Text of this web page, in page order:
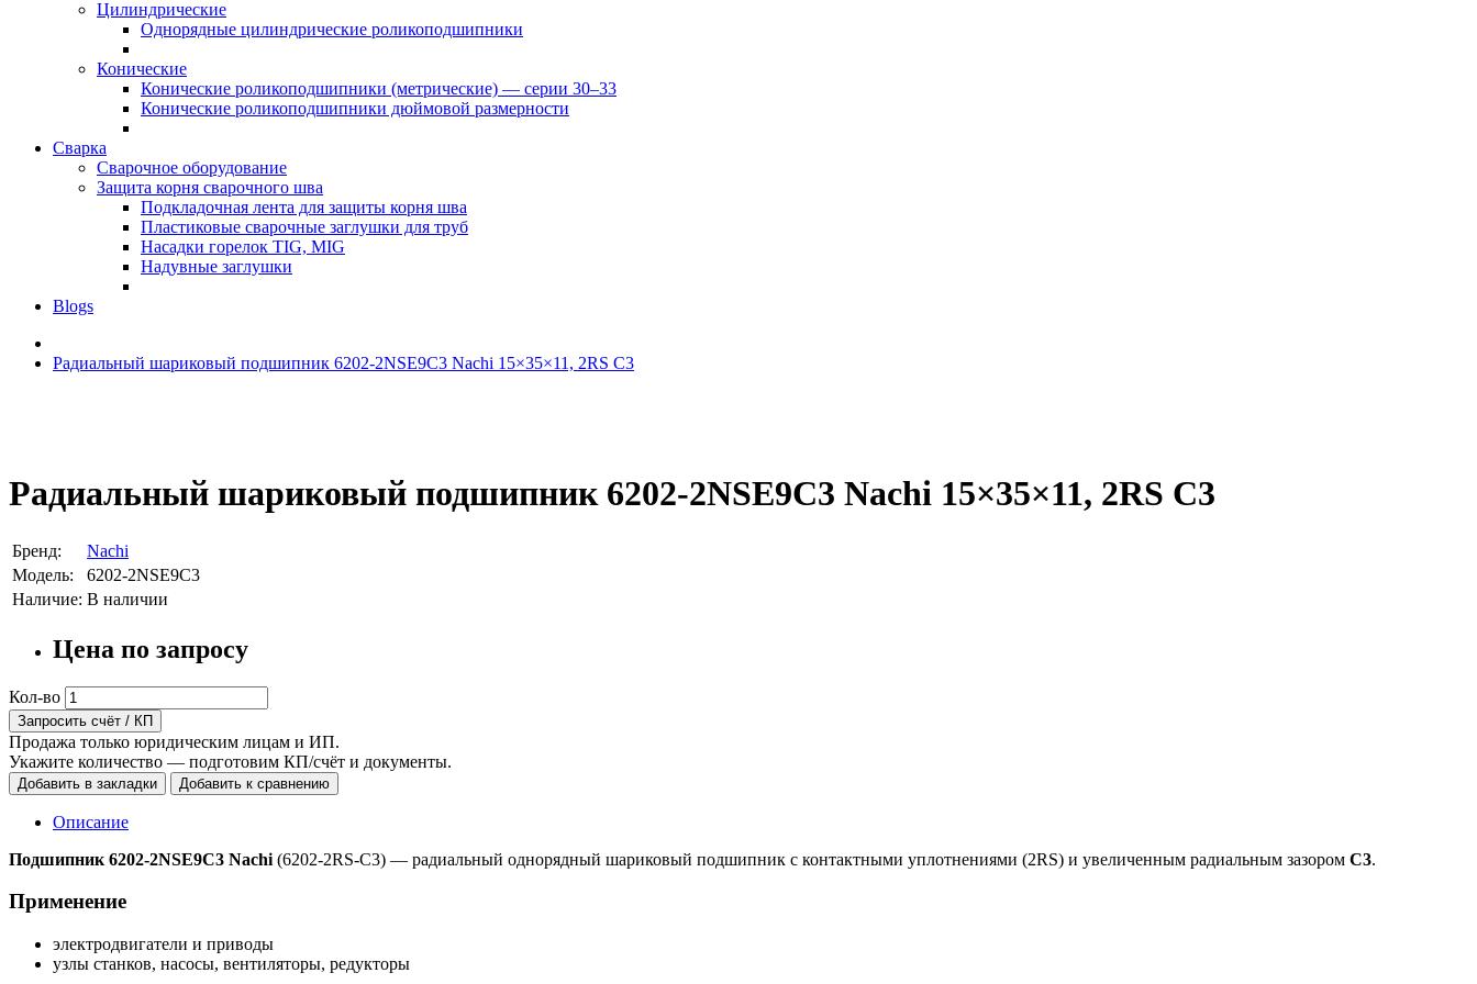
Цилиндрические
Однорядные цилиндрические роликоподшипники
Конические
Конические роликоподшипники (метрические) — серии 30–33
Конические роликоподшипники дюймовой размерности
Сварка
Сварочное оборудование
Защита корня сварочного шва
Подкладочная лента для защиты корня шва
Пластиковые сварочные заглушки для труб
Насадки горелок TIG, MIG
Надувные заглушки
Blogs
Радиальный шариковый подшипник 6202-2NSE9C3 Nachi 15×35×11, 2RS C3
Радиальный шариковый подшипник 6202-2NSE9C3 Nachi 15×35×11, 2RS C3
Бренд:
Nachi
Модель:
6202-2NSE9C3
Наличие: В наличии
Цена по запросу
Кол-во
Запросить счёт / КП
Продажа только юридическим лицам и ИП.
Укажите количество — подготовим КП/счёт и документы.
Добавить в закладки Добавить к сравнению
Описание
Подшипник 6202-2NSE9C3 Nachi (6202-2RS-C3) — радиальный однорядный шариковый подшипник с контактными уплотнениями (2RS) и увеличенным радиальным зазором C3.
Применение
электродвигатели и приводы
узлы станков, насосы, вентиляторы, редукторы